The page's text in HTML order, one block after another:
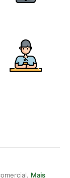
Mais